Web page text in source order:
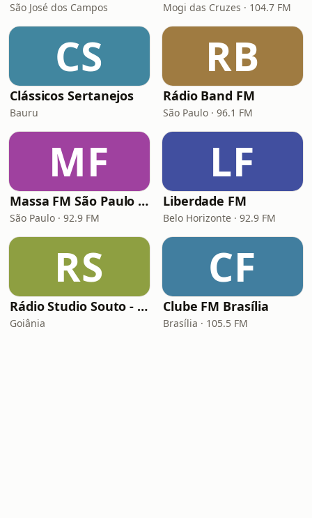
São José dos Campos Mogi das Cruzes · 104.7 FM
CS
Clássicos Sertanejos
Bauru
RB
Rádio Band FM
São Paulo · 96.1 FM
MF
Massa FM São Paulo 92.9
São Paulo · 92.9 FM
LF
Liberdade FM
Belo Horizonte · 92.9 FM
RS
Rádio Studio Souto - Sertaneja
Goiânia
CF
Clube FM Brasília
Brasília · 105.5 FM